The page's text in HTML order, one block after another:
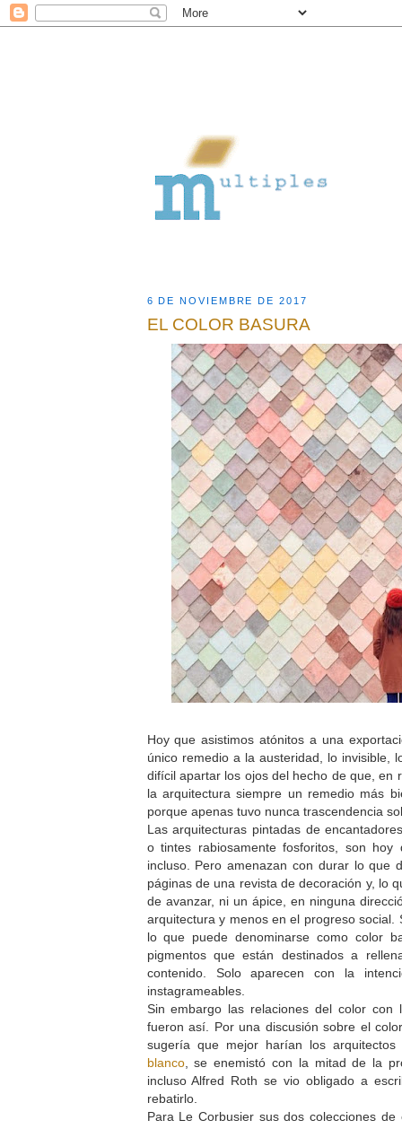
6 DE NOVIEMBRE DE 2017
EL COLOR BASURA
Hoy que asistimos atónitos a una
único remedio a la austeridad, lo invisible,
difícil apartar los ojos del hecho de que, en
la arquitectura siempre un remedio más
porque apenas tuvo nunca trascendencia
Las arquitecturas pintadas de
o tintes rabiosamente fosforitos, son hoy
incluso. Pero amenazan con durar lo que
páginas de una revista de decoración y, lo
de avanzar, ni un ápice, en ninguna
arquitectura y menos en el progreso social.
lo que puede denominarse como color
pigmentos que están destinados a
contenido. Solo aparecen con la
instagrameables.
Sin embargo las relaciones del color con
fueron así. Por una discusión sobre el
sugería que mejor harían los
blanco, se enemistó con la mitad de la
incluso Alfred Roth se vio obligado a
rebatirlo.
Para Le Corbusier sus dos colecciones